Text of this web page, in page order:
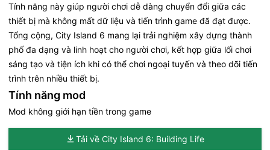
Tính năng này giúp người chơi dễ dàng chuyển đổi giữa các
thiết bị mà không mất dữ liệu và tiến trình game đã đạt được.
Tổng cộng, City Island 6 mang lại trải nghiệm xây dựng thành
phố đa dạng và linh hoạt cho người chơi, kết hợp giữa lối chơi
sáng tạo và tiện ích khi có thể chơi ngoại tuyến và theo dõi tiến
trình trên nhiều thiết bị.
Tính năng mod
Mod không giới hạn tiền trong game
Tải về City Island 6: Building Life